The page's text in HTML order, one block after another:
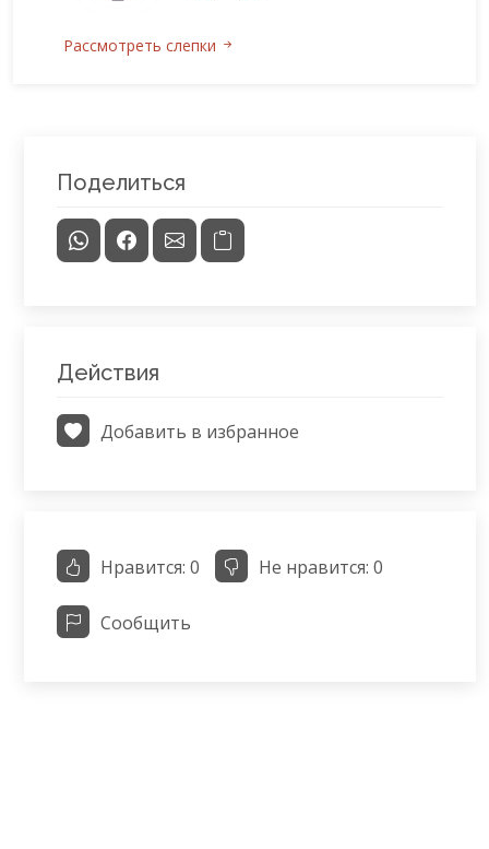
Рассмотреть слепки
Поделиться
Действия
Добавить в избранное
Нравится: 0 Не нравится: 0
Сообщить